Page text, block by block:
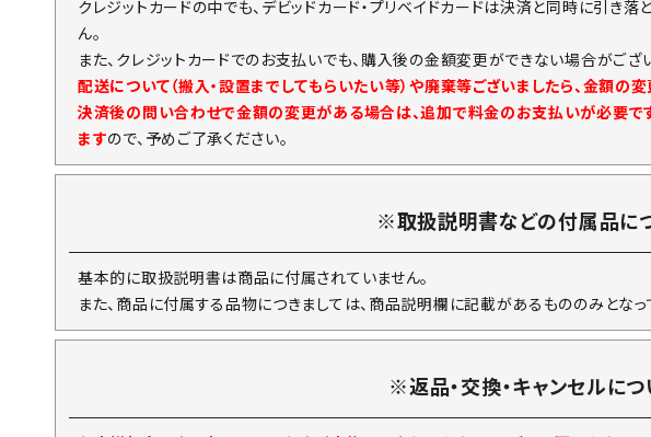
クレジットカードの中でも、デビッドカード・プリベイドカードは決済と同時に引き
ん。
また、クレジットカードでのお支払いでも、購入後の金額変更ができない場合がござ
配送について（搬入・設置までしてもらいたい等）や廃棄等ございましたら、金額の
決済後の問い合わせで金額の変更がある場合は、追加で料金のお支払いが必要で
ますので、予めご了承ください。
※取扱説明書などの付属品に
基本的に取扱説明書は商品に付属されていません。
また、商品に付属する品物につきましては、商品説明欄に記載があるもののみとなっ
※返品・交換・キャンセルにつ